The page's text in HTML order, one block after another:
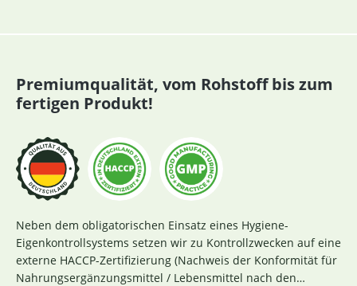
Premiumqualität, vom Rohstoff bis zum
fertigen Produkt!
Neben dem obligatorischen Einsatz eines Hygiene-
Eigenkontrollsystems setzen wir zu Kontrollzwecken auf eine
externe HACCP-Zertifizierung (Nachweis der Konformität für
Nahrungsergänzungsmittel / Lebensmittel nach den